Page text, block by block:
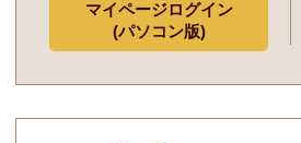
マイページログイン
(パソコン版)